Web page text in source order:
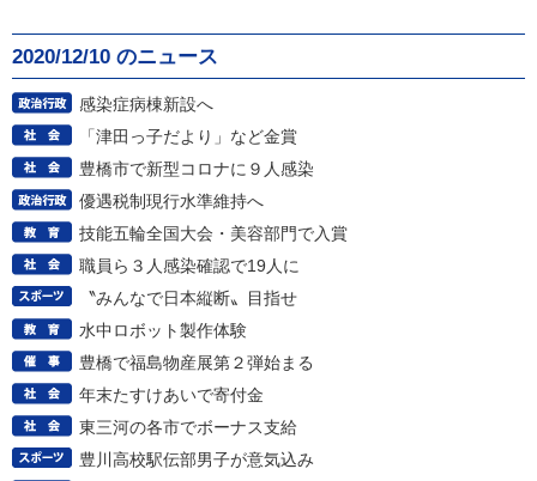
2020/12/10 のニュース
感染症病棟新設へ
「津田っ子だより」など金賞
豊橋市で新型コロナに９人感染
優遇税制現行水準維持へ
技能五輪全国大会・美容部門で入賞
職員ら３人感染確認で19人に
〝みんなで日本縦断〟目指せ
水中ロボット製作体験
豊橋で福島物産展第２弾始まる
年末たすけあいで寄付金
東三河の各市でボーナス支給
豊川高校駅伝部男子が意気込み